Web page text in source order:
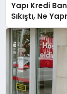
Yapı Kredi
Sıkıştı, Ne